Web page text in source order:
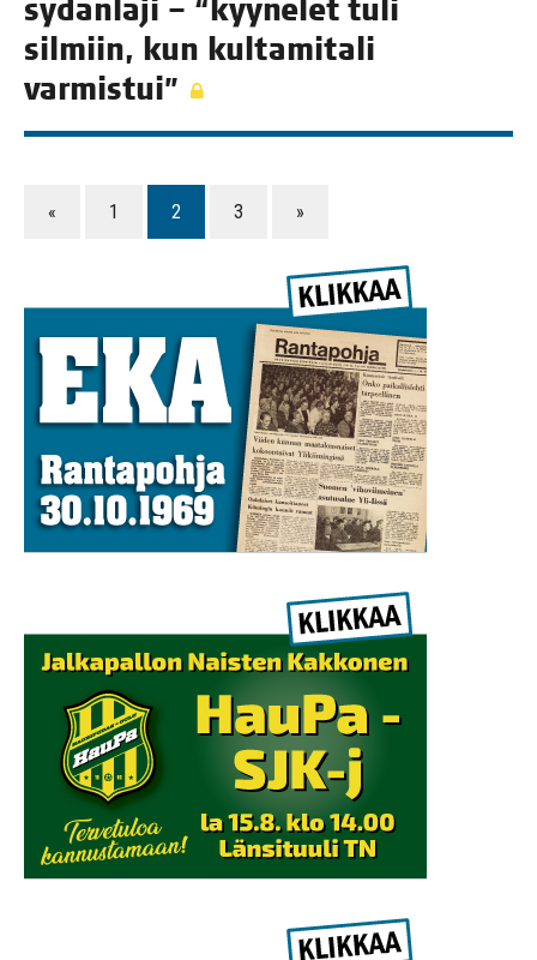
sydän­la­ji – “kyy­ne­let tuli
sil­miin, kun kul­ta­mi­ta­li
varmistui”
« 1 2 3 »